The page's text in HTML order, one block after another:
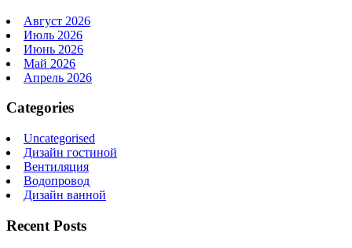
Август 2026
Июль 2026
Июнь 2026
Май 2026
Апрель 2026
Categories
Uncategorised
Дизайн гостиной
Вентиляция
Водопровод
Дизайн ванной
Recent Posts